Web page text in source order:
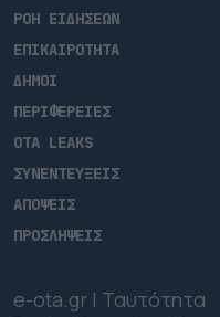
ΡΟΗ ΕΙΔΗΣΕΩΝ
ΕΠΙΚΑΙΡΟΤΗΤΑ
ΔΗΜΟΙ
ΠΕΡΙΦΕΡΕΙΕΣ
OTA LEAKS
ΣΥΝΕΝΤΕΥΞΕΙΣ
ΑΠΟΨΕΙΣ
ΠΡΟΣΛΗΨΕΙΣ
e-ota.gr | Ταυτότητα